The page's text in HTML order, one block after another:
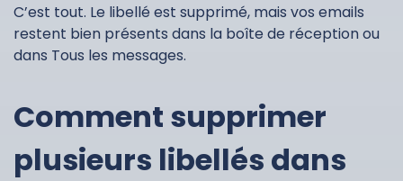
C’est tout. Le libellé est supprimé, mais vos emails
restent bien présents dans la boîte de réception ou
dans Tous les messages.
Comment supprimer
plusieurs libellés dans